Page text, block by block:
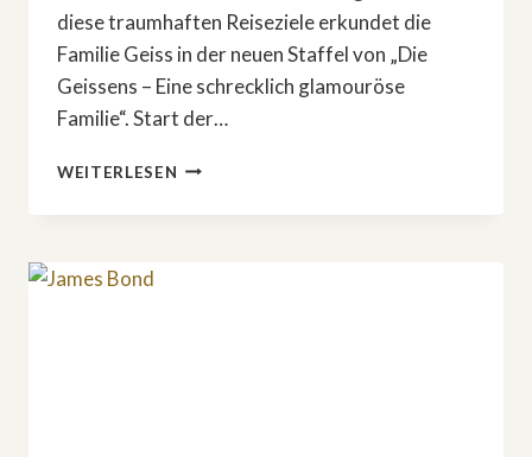
diese traumhaften Reiseziele erkundet die
Familie Geiss in der neuen Staffel von „Die
Geissens – Eine schrecklich glamouröse
Familie“. Start der…
WEITERLESEN START
NEUEN